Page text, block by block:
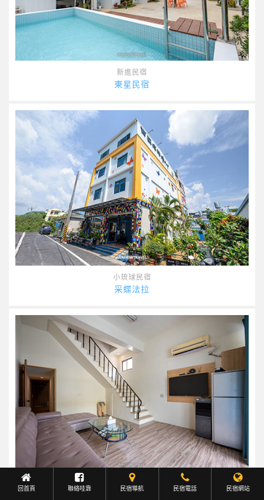
新進民宿
東星民宿
小琉球民宿
采蝶法拉
新進民宿
沐嶼包棟民宿
回首頁 聯絡哇靠 民宿導航 民宿電話 民宿網站
Facebook聯繫